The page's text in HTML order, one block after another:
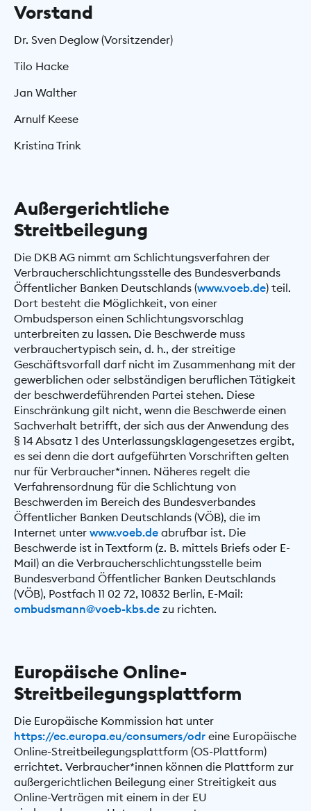
Vorstand
Dr. Sven Deglow (Vorsitzender)
Tilo Hacke
Jan Walther
Arnulf Keese
Kristina Trink
Außergerichtliche
Streitbeilegung
Die DKB AG nimmt am Schlichtungsverfahren der
Verbraucherschlichtungsstelle des Bundesverbands
Öffentlicher Banken Deutschlands (www.voeb.de) teil.
Dort besteht die Möglichkeit, von einer
Ombudsperson einen Schlichtungsvorschlag
unterbreiten zu lassen. Die Beschwerde muss
verbrauchertypisch sein, d. h., der streitige
Geschäftsvorfall darf nicht im Zusammenhang mit der
gewerblichen oder selbständigen beruflichen Tätigkeit
der beschwerdeführenden Partei stehen. Diese
Einschränkung gilt nicht, wenn die Beschwerde einen
Sachverhalt betrifft, der sich aus der Anwendung des
§ 14 Absatz 1 des Unterlassungsklagengesetzes ergibt,
es sei denn die dort aufgeführten Vorschriften gelten
nur für Verbraucher*innen. Näheres regelt die
Verfahrensordnung für die Schlichtung von
Beschwerden im Bereich des Bundesverbandes
Öffentlicher Banken Deutschlands (VÖB), die im
Internet unter www.voeb.de abrufbar ist. Die
Beschwerde ist in Textform (z. B. mittels Briefs oder E-
Mail) an die Verbraucherschlichtungsstelle beim
Bundesverband Öffentlicher Banken Deutschlands
(VÖB), Postfach 11 02 72, 10832 Berlin, E-Mail:
ombudsmann@voeb-kbs.de zu richten.
Europäische Online-
Streitbeilegungsplattform
Die Europäische Kommission hat unter
https://ec.europa.eu/consumers/odr eine Europäische
Online-Streitbeilegungsplattform (OS-Plattform)
errichtet. Verbraucher*innen können die Plattform zur
außergerichtlichen Beilegung einer Streitigkeit aus
Online-Verträgen mit einem in der EU